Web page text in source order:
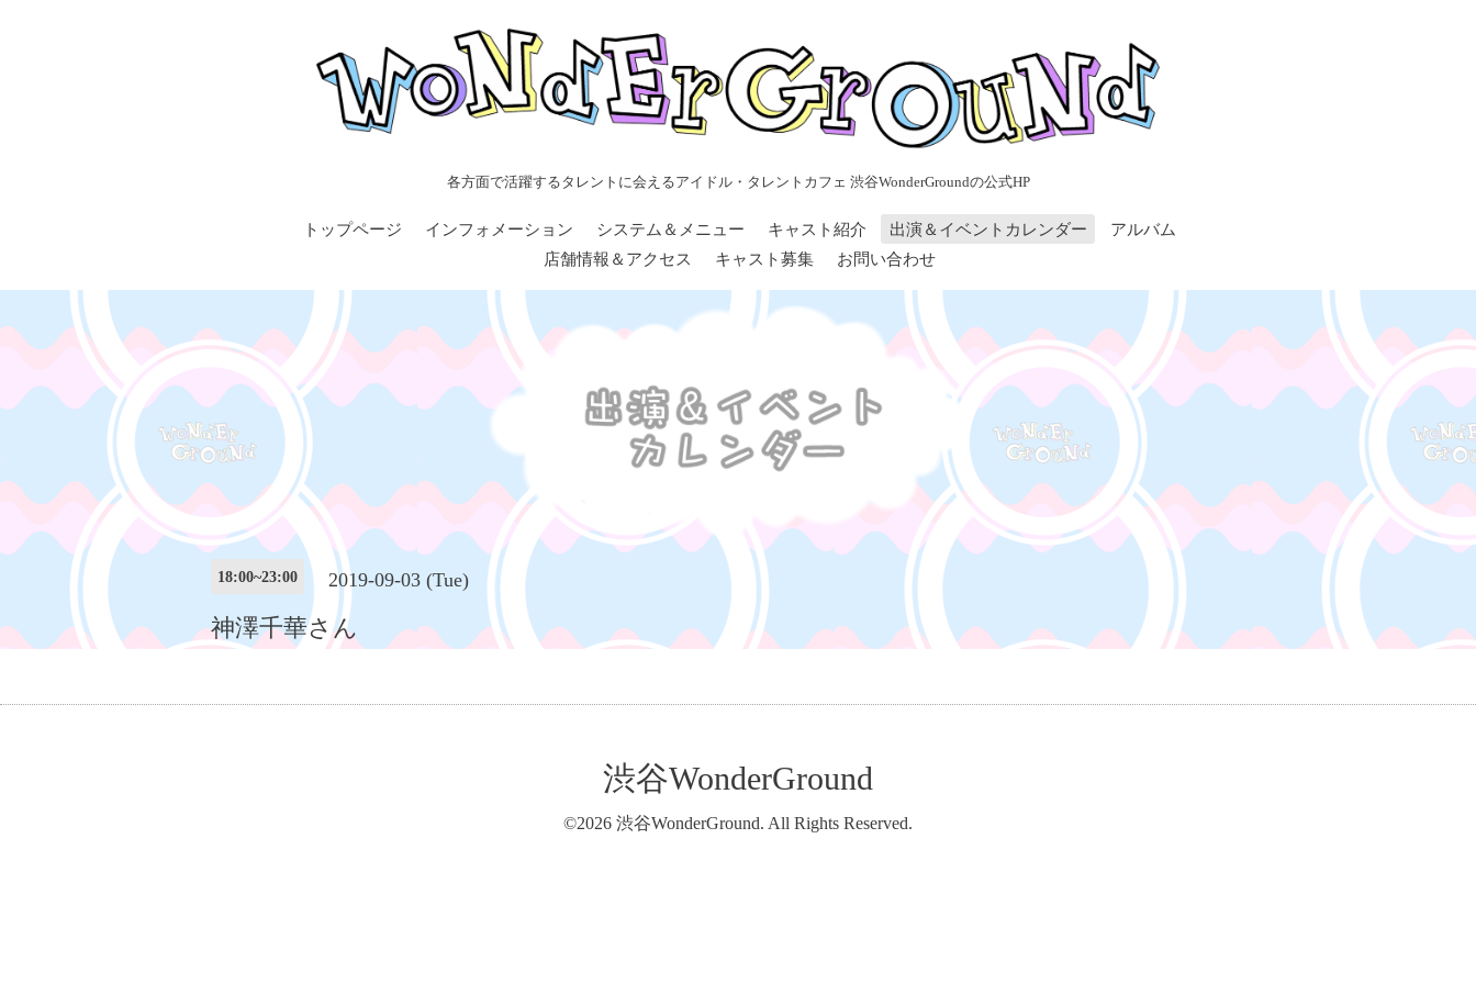
各方面で活躍するタレントに会えるアイドル・タレントカフェ 渋谷WonderGroundの公式HP
トップページ インフォメーション システム＆メニュー キャスト紹介 出演＆イベントカレンダー
アルバム
店舗情報＆アクセス
キャスト募集 お問い合わせ
18:00~23:00 2019-09-03 (Tue)
神澤千華さん
渋谷WonderGround
©2026 渋谷WonderGround. All Rights Reserved.